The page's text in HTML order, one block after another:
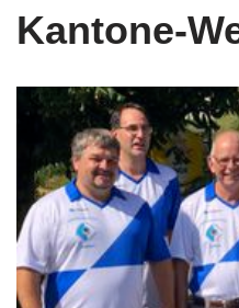
Kantone-